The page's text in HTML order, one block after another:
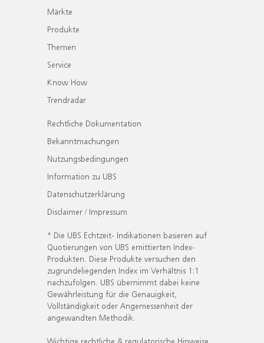
Märkte
Produkte
Themen
Service
Know How
Trendradar
Rechtliche Dokumentation
Bekanntmachungen
Nutzungsbedingungen
Information zu UBS
Datenschutzerklärung
Disclaimer / Impressum
* Die UBS Echtzeit- Indikationen basieren auf
Quotierungen von UBS emittierten Index-
Produkten. Diese Produkte versuchen den
zugrundeliegenden Index im Verhältnis 1:1
nachzufolgen. UBS übernimmt dabei keine
Gewährleistung für die Genauigkeit,
Vollständigkeit oder Angemessenheit der
angewandten Methodik.